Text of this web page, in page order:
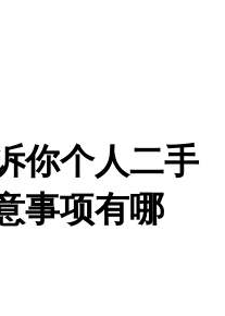
你个人二手
事项有哪